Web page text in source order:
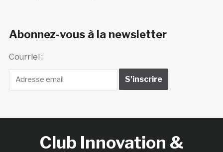
Abonnez-vous à la newsletter
Courriel :
Club Innovation &